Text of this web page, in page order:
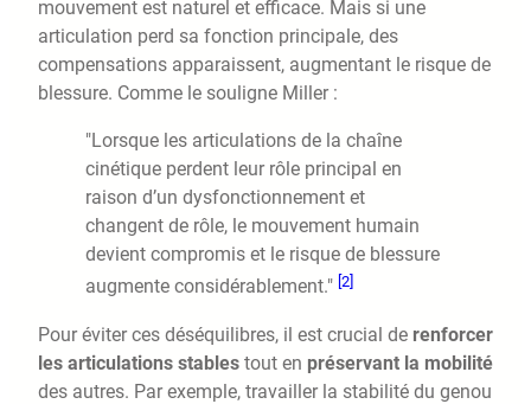
mouvement est naturel et efficace. Mais si une
articulation perd sa fonction principale, des
compensations apparaissent, augmentant le risque de
blessure. Comme le souligne Miller :
"Lorsque les articulations de la chaîne
cinétique perdent leur rôle principal en
raison d’un dysfonctionnement et
changent de rôle, le mouvement humain
devient compromis et le risque de blessure
augmente considérablement." [2]
Pour éviter ces déséquilibres, il est crucial de renforcer
les articulations stables tout en préservant la mobilité
des autres. Par exemple, travailler la stabilité du genou